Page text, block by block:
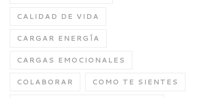
CALIDAD DE VIDA
CARGAR ENERGÍA
CARGAS EMOCIONALES
COLABORAR COMO TE SIENTES